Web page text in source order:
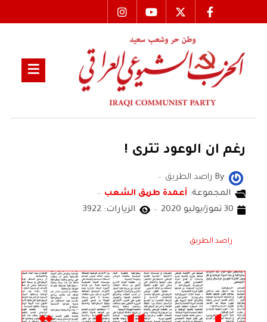
رغم ان الوعود تترى !
By راصد الطريق
المجموعة: آعمدة طریق الشعب
30 تموز/يوليو 2020
الزيارات: 3922
راصد الطريق